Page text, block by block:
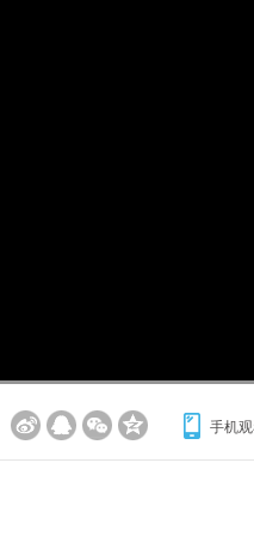
手机